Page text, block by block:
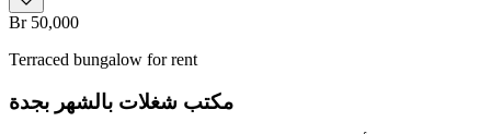
Br 50,000
Terraced bungalow for rent
مكتب شغلات بالشهر بجدة